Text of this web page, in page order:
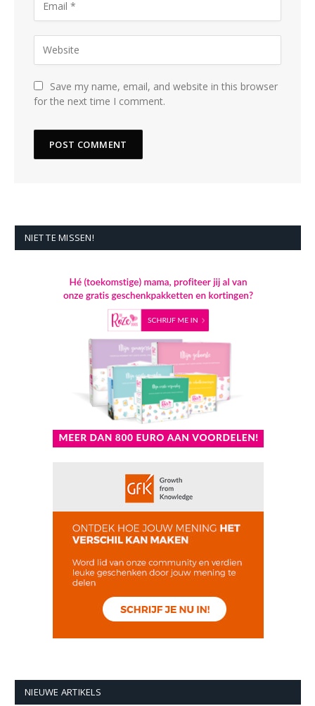
Save my name, email, and website in this browser
for the next time I comment.
NIET TE MISSEN!
NIEUWE ARTIKELS